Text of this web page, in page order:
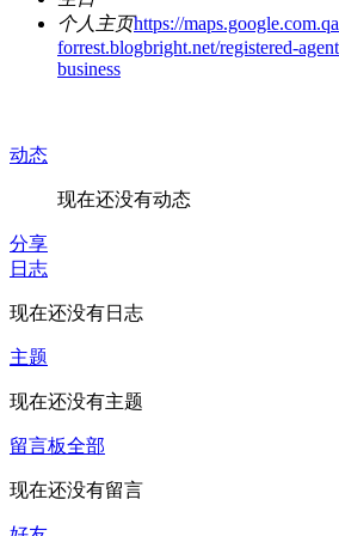
个人主页https://
forrest.blogbright.net/registered-
business
动态
现在还没有动态
分享
日志
现在还没有日志
主题
现在还没有主题
留言板全部
现在还没有留言